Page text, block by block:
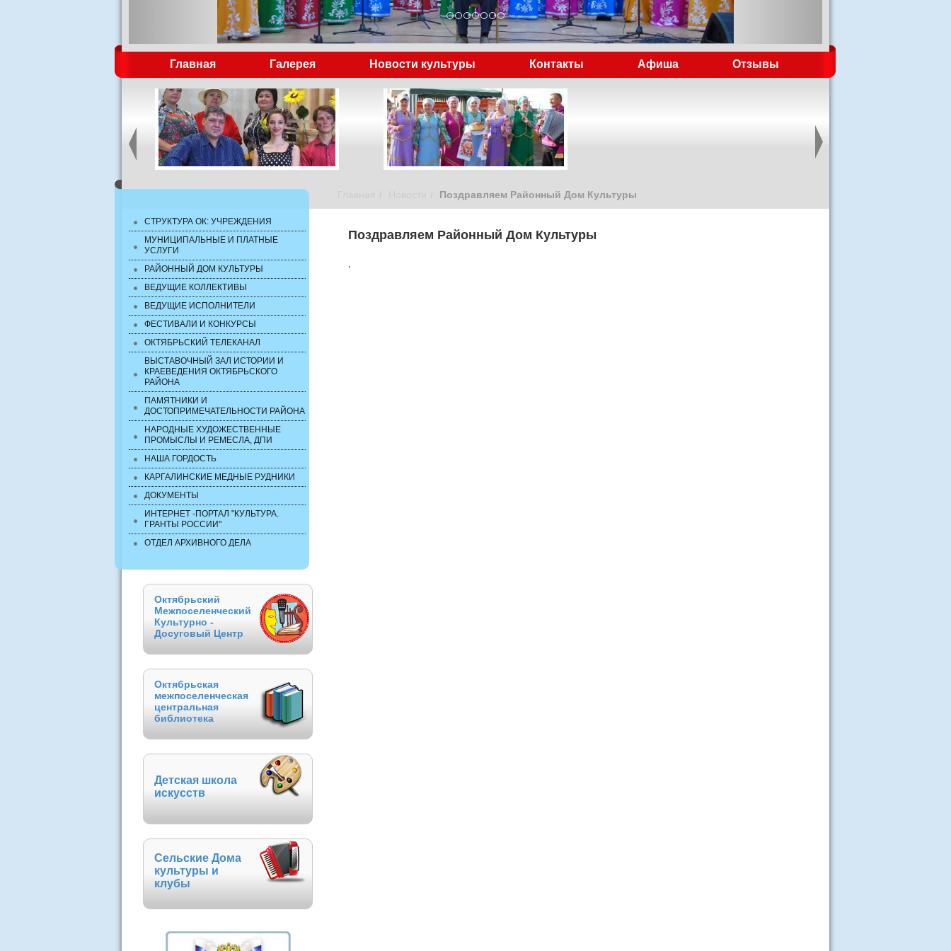
Главная Галерея Новости культуры Контакты Афиша Отзывы
СТРУКТУРА ОК: УЧРЕЖДЕНИЯ
МУНИЦИПАЛЬНЫЕ И ПЛАТНЫЕ
УСЛУГИ
РАЙОННЫЙ ДОМ КУЛЬТУРЫ
ВЕДУЩИЕ КОЛЛЕКТИВЫ
ВЕДУЩИЕ ИСПОЛНИТЕЛИ
ФЕСТИВАЛИ И КОНКУРСЫ
ОКТЯБРЬСКИЙ ТЕЛЕКАНАЛ
ВЫСТАВОЧНЫЙ ЗАЛ ИСТОРИИ И
КРАЕВЕДЕНИЯ ОКТЯБРЬСКОГО
РАЙОНА
ПАМЯТНИКИ И
ДОСТОПРИМЕЧАТЕЛЬНОСТИ РАЙОНА
НАРОДНЫЕ ХУДОЖЕСТВЕННЫЕ
ПРОМЫСЛЫ И РЕМЕСЛА, ДПИ
НАША ГОРДОСТЬ
КАРГАЛИНСКИЕ МЕДНЫЕ РУДНИКИ
ДОКУМЕНТЫ
ИНТЕРНЕТ -ПОРТАЛ "КУЛЬТУРА.
ГРАНТЫ РОССИИ"
ОТДЕЛ АРХИВНОГО ДЕЛА
Октябрьский
Межпоселенческий
Культурно -
Досуговый Центр
Октябрьская
межпоселенческая
центральная
библиотека
Детская школа
искусств
Сельские Дома
культуры и
клубы
Поздравляем Районный Дом Культуры
Поздравляем Районный Дом Культуры